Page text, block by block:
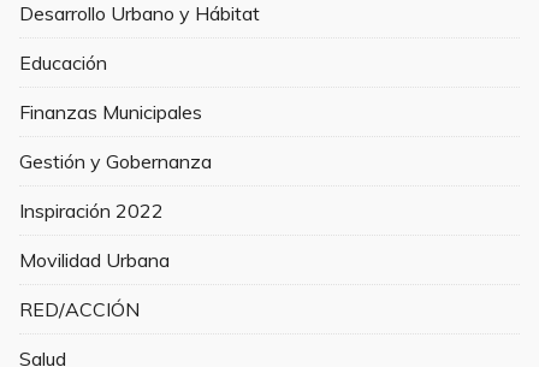
Desarrollo Urbano y Hábitat
Educación
Finanzas Municipales
Gestión y Gobernanza
Inspiración 2022
Movilidad Urbana
RED/ACCIÓN
Salud